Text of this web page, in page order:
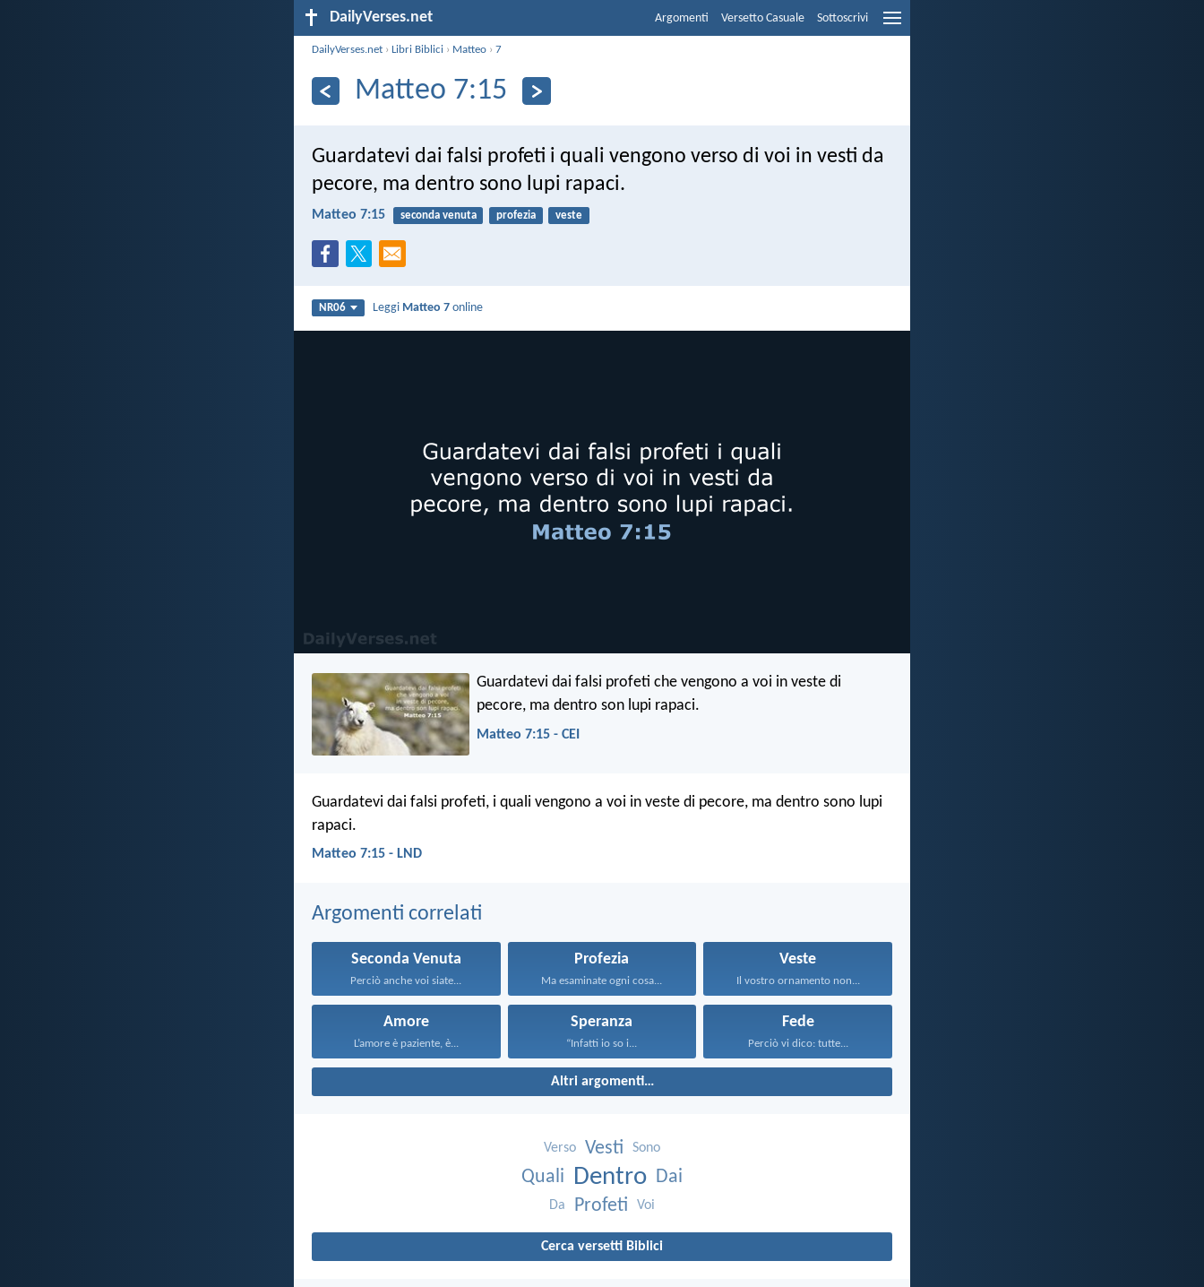
DailyVerses.net Argomenti Versetto Casuale Sottoscrivi
DailyVerses.net ›Libri Biblici › Matteo ›7
Matteo 7:15
Guardatevi dai falsi profeti i quali vengono verso di voi in vesti da
pecore, ma dentro sono lupi rapaci.
Matteo 7:15 seconda venuta profezia veste
NR06 Leggi Matteo 7 online
Guardatevi dai falsi profeti che vengono a voi in veste di
pecore, ma dentro son lupi rapaci.
Matteo 7:15 - CEI
Guardatevi dai falsi profeti, i quali vengono a voi in veste di pecore, ma dentro sono lupi
rapaci.
Matteo 7:15 - LND
Argomenti correlati
Seconda Venuta
Perciò anche voi siate...
Profezia
Ma esaminate ogni cosa...
Veste
Il vostro ornamento non...
Amore
L’amore è paziente, è...
Speranza
“Infatti io so i...
Fede
Perciò vi dico: tutte...
Altri argomenti…
Verso Vesti Sono
Quali Dentro Dai
Da Profeti Voi
Cerca versetti Biblici